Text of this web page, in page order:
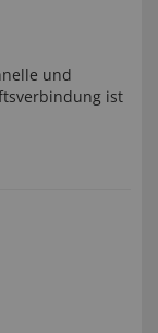
und
ist